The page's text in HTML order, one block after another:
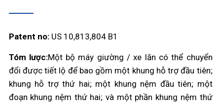
Patent no:US 10,813,804 B1
Tóm lược:Một bộ máy giường / xe lăn có thể chuyển
đổi được tiết lộ để bao gồm một khung hỗ trợ đầu tiên;
khung hỗ trợ thứ hai; một khung nệm đầu tiên; một
đoạn khung nệm thứ hai; và một phần khung nệm thứ